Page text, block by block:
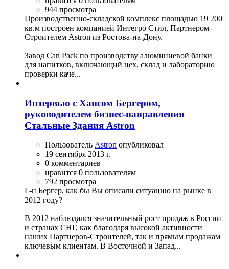
944 просмотра
Производственно-складской комплекс площадью 19 200
кв.м построен компанией Интегро Стил, Партнером-
Строителем Astron из Ростова-на-Дону.
Завод Can Pack по производству алюминиевой банки
для напитков, включающий цех, склад и лабораторию
проверки каче...
Интервью с Хансом Бергером,
руководителем бизнес-направления
Стальные Здания Astron
Пользователь Astron опубликовал
19 сентября 2013 г.
0 комментариев
нравится 0 пользователям
792 просмотра
Г-н Бергер, как бы Вы описали ситуацию на рынке в
2012 году?
В 2012 наблюдался значительный рост продаж в России
и странах СНГ, как благодаря высокой активности
наших Партнеров-Строителей, так и прямым продажам
ключевым клиентам. В Восточной и Запад...